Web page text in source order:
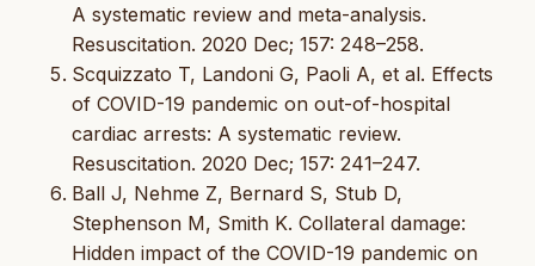
A systematic review and meta-analysis.
Resuscitation. 2020 Dec; 157: 248–258.
Scquizzato T, Landoni G, Paoli A, et al. Effects
of COVID-19 pandemic on out-of-hospital
cardiac arrests: A systematic review.
Resuscitation. 2020 Dec; 157: 241–247.
Ball J, Nehme Z, Bernard S, Stub D,
Stephenson M, Smith K. Collateral damage:
Hidden impact of the COVID-19 pandemic on